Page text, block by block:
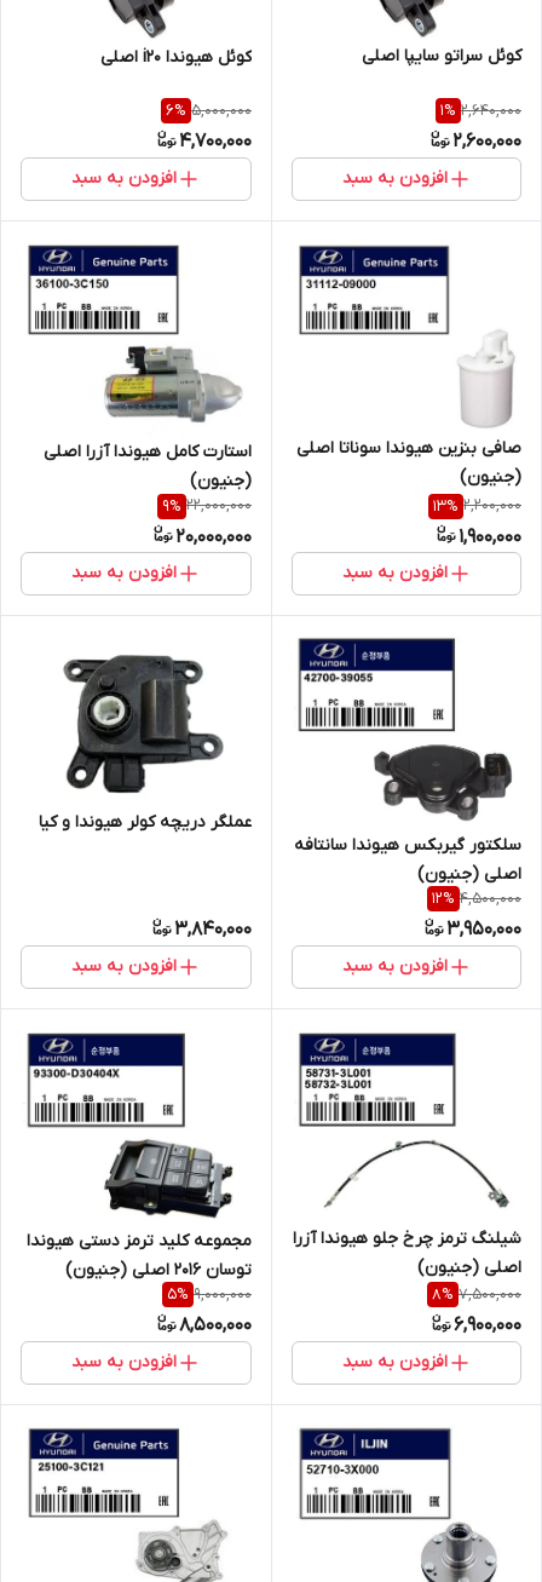
کوئل سراتو سایپا اصلی
2,640,000
1%
2,600,000
افزودن به سبد
کوئل هیوندا i20 اصلی
5,000,000
6%
4,700,000
افزودن به سبد
صافی بنزین هیوندا سوناتا اصلی
(جنیون)
2,200,000
13%
1,900,000
افزودن به سبد
استارت کامل هیوندا آزرا اصلی
(جنیون)
22,000,000
9%
20,000,000
افزودن به سبد
سلکتور گیربکس هیوندا سانتافه
اصلی (جنیون)
4,500,000
12%
3,950,000
افزودن به سبد
عملگر دریچه کولر هیوندا و کیا
3,840,000
افزودن به سبد
شیلنگ ترمز چرخ جلو هیوندا آزرا
اصلی (جنیون)
7,500,000
8%
6,900,000
افزودن به سبد
مجموعه کلید ترمز دستی هیوندا
توسان 2016 اصلی (جنیون)
9,000,000
5%
8,500,000
افزودن به سبد